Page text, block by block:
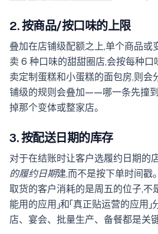
2. 按商品/按口味的上限
叠加在店铺级配额之上,单个商品或
卖 6 种口味的甜甜圈店,会按每种口
卖定制蛋糕和小蛋糕的面包房,则会
铺级的规则会叠加——哪一条先撞
掉那个变体或整家店。
3. 按配送日期的库存
对于在结账时让客户选履约日期的
的履约日期建,而不是按下单时间戳
取货的客户消耗的是周五的位子,不
能用的应用」和「真正贴运营的应用
店、宴会、批量生产、备餐都是关键